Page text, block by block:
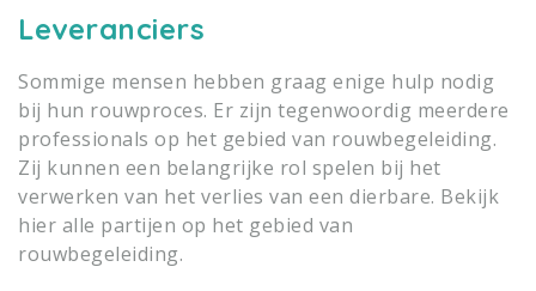
Leveranciers
Sommige mensen hebben graag enige hulp nodig
bij hun rouwproces. Er zijn tegenwoordig meerdere
professionals op het gebied van rouwbegeleiding.
Zij kunnen een belangrijke rol spelen bij het
verwerken van het verlies van een dierbare. Bekijk
hier alle partijen op het gebied van
rouwbegeleiding.